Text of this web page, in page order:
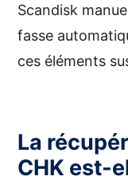
Scandisk
fasse
ces éléments
La
CHK est-